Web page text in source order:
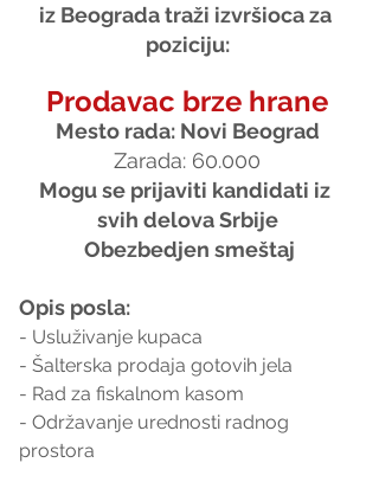
iz Beograda traži izvršioca za
poziciju:
Prodavac brze hrane
Mesto rada: Novi Beograd
Zarada: 60.000
Mogu se prijaviti kandidati iz
svih delova Srbije
Obezbedjen smeštaj
Opis posla:
- Usluživanje kupaca
- Šalterska prodaja gotovih jela
- Rad za fiskalnom kasom
- Održavanje urednosti radnog
prostora